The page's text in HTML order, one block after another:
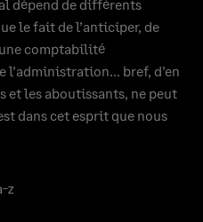
dépend de différents
le fait de l’anticiper, de
comptabilité
l’administration… bref, d’en
et les aboutissants, ne peut
dans cet esprit que nous